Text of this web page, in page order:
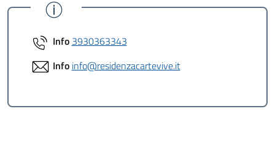
Info 3930363343
Info info@residenzacartevive.it